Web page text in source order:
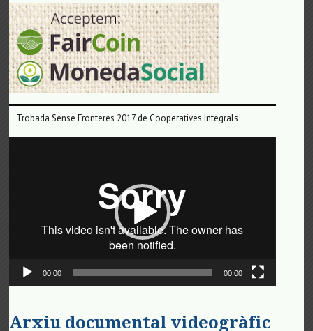
Trobada Sense Fronteres 2017 de Cooperatives Integrals
00:00 00:00
Arxiu documental videogràfic